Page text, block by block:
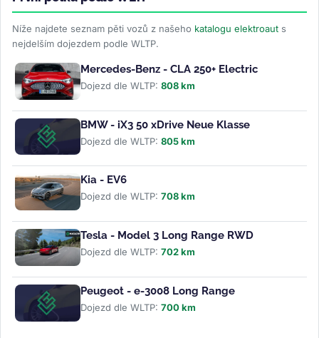
Níže najdete seznam pěti vozů z našeho katalogu elektroaut s
nejdelším dojezdem podle WLTP.
Mercedes-Benz - CLA 250+ Electric
Dojezd dle WLTP: 808 km
BMW - iX3 50 xDrive Neue Klasse
Dojezd dle WLTP: 805 km
Kia - EV6
Dojezd dle WLTP: 708 km
Tesla - Model 3 Long Range RWD
Dojezd dle WLTP: 702 km
Peugeot - e-3008 Long Range
Dojezd dle WLTP: 700 km